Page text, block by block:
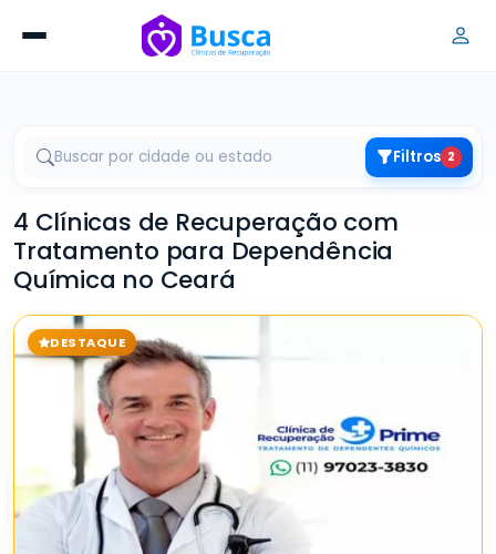
Filtros 2
4 Clínicas de Recuperação com
Tratamento para Dependência
Química no Ceará
DESTAQUE